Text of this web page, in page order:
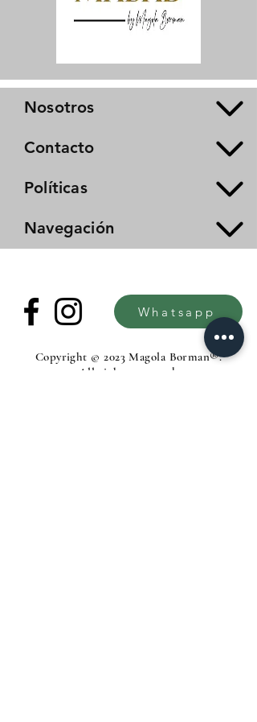
Nosotros
Contacto
Políticas
Navegación
Whatsapp
Copyright © 2023 Magola Borman®.
All rights reserved.